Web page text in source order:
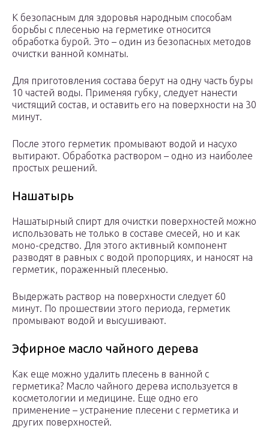
К безопасным для здоровья народным способам
борьбы с плесенью на герметике относится
обработка бурой. Это – один из безопасных методов
очистки ванной комнаты.
Для приготовления состава берут на одну часть буры
10 частей воды. Применяя губку, следует нанести
чистящий состав, и оставить его на поверхности на 30
минут.
После этого герметик промывают водой и насухо
вытирают. Обработка раствором – одно из наиболее
простых решений.
Нашатырь
Нашатырный спирт для очистки поверхностей можно
использовать не только в составе смесей, но и как
моно-средство. Для этого активный компонент
разводят в равных с водой пропорциях, и наносят на
герметик, пораженный плесенью.
Выдержать раствор на поверхности следует 60
минут. По прошествии этого периода, герметик
промывают водой и высушивают.
Эфирное масло чайного дерева
Как еще можно удалить плесень в ванной с
герметика? Масло чайного дерева используется в
косметологии и медицине. Еще одно его
применение – устранение плесени с герметика и
других поверхностей.